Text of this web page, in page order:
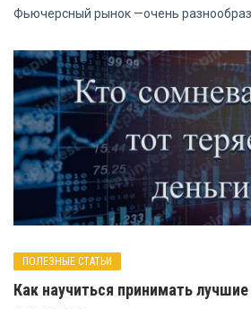
Фьючерсный рынок —очень
ПОЛЕЗНЫЕ СТАТЬИ
Как научиться принимать